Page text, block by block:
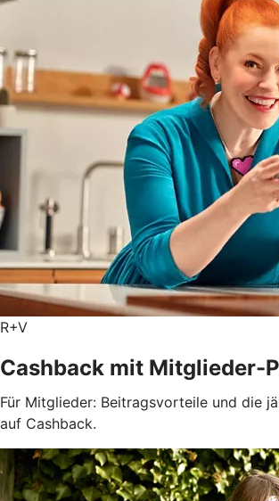
R+V
Cashback mit Mitglieder-
Für Mitglieder: Beitragsvorteile und die
auf Cashback.